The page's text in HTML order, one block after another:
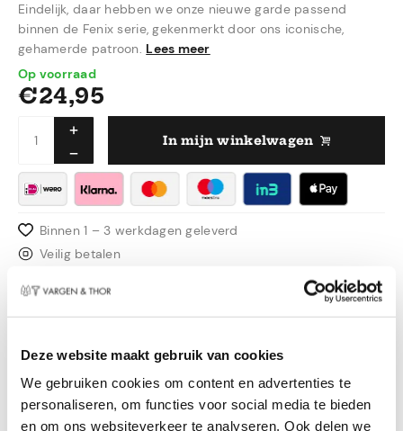
Deze website maakt gebruik van cookies
We gebruiken cookies om content en advertenties te
personaliseren, om functies voor social media te bieden
en om ons websiteverkeer te analyseren. Ook delen we
Eindelijk, daar hebben we onze nieuwe garde passend
binnen de Fenix serie, gekenmerkt door ons iconische,
gehamerde patroon. Lees meer
Op voorraad
€24,95
In mijn winkelwagen
Binnen 1 – 3 werkdagen geleverd
Veilig betalen
Gratis verzending boven de €50,00 in NL & BE
Productinformatie
Sommigen denken misschien: een garde is een
garde. Maar wij niet! We hebben er lang aan